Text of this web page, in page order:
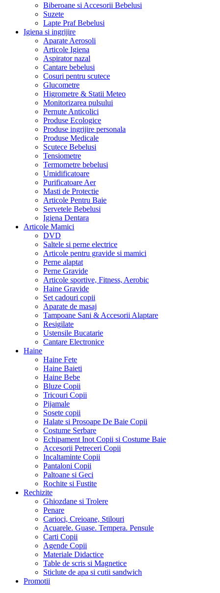
Biberoane si Accesorii Bebelusi
Suzete
Lapte Praf Bebelusi
Igiena si ingrijire
Aparate Aerosoli
Articole Igiena
Aspirator nazal
Cantare bebelusi
Cosuri pentru scutece
Glucometre
Higrometre & Statii Meteo
Monitorizarea pulsului
Pernute Anticolici
Produse Ecologice
Produse ingrijire personala
Produse Medicale
Scutece Bebelusi
Tensiometre
Termometre bebelusi
Umidificatoare
Purificatoare Aer
Masti de Protectie
Articole Pentru Baie
Servetele Bebelusi
Igiena Dentara
Articole Mamici
DVD
Saltele si perne electrice
Articole pentru gravide si mamici
Perne alaptat
Perne Gravide
Articole sportive, Fitness, Aerobic
Haine Gravide
Set cadouri copii
Aparate de masaj
Tampoane Sani & Accesorii Alaptare
Resigilate
Ustensile Bucatarie
Cantare Electronice
Haine
Haine Fete
Haine Baieti
Haine Bebe
Bluze Copii
Tricouri Copii
Pijamale
Sosete copii
Halate si Prosoape De Baie Copii
Costume Serbare
Echipament Inot Copii si Costume Baie
Accesorii Petreceri Copii
Incaltaminte Copii
Pantaloni Copii
Paltoane si Geci
Rochite si Fustite
Rechizite
Ghiozdane si Trolere
Penare
Carioci, Creioane, Stilouri
Acuarele. Guase. Tempera. Pensule
Carti Copii
Agende Copii
Materiale Didactice
Table de scris si Magnetice
Sticlute de apa si cutii sandwich
Promotii